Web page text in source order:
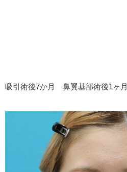
吸引術後7か月 鼻翼基部術後1ヶ月